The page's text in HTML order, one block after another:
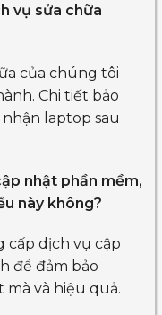
vụ sửa chữa
của chúng tôi
Chi tiết bảo
laptop sau
nhật phần mềm,
này không?
cấp dịch vụ cập
để đảm bảo
mà và hiệu quả.